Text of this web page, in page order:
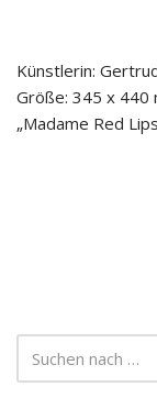
Künstlerin:
Größe: 345 x 440
„Madame Red